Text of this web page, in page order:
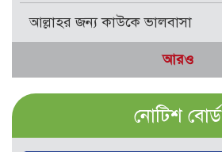
আল্লাহর জন্য কাউকে ভালবাসা
আরও
নোটিশ বোর্ড